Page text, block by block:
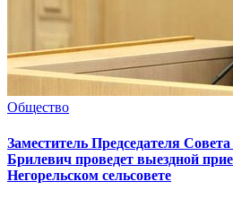
Общество
Заместитель Председателя
Брилевич проведет выездной
Негорельском сельсовете